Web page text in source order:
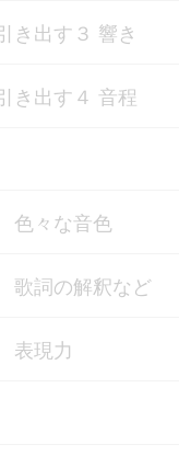
き出す３ 響き
き出す４ 音程
色々な音色
詞の解釈など
表現力